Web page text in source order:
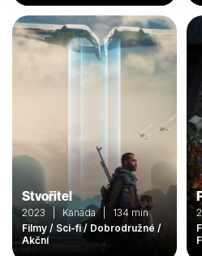
Stvořitel
2023 | Kanada | 134 min
Filmy / Sci-fi / Dobrodružné /
Akční